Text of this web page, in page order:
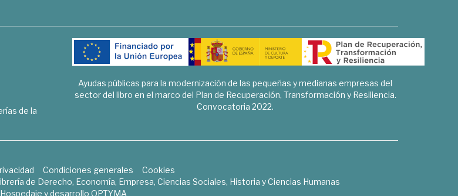
de la
Ayudas públicas para la modernización de las pequeñas y medianas empresas del
sector del libro en el marco del Plan de Recuperación, Transformación y Resiliencia.
Convocatoria 2022.
Condiciones generales
Cookies
de Derecho, Economía, Empresa, Ciencias Sociales, Historia y Ciencias Humanas
Hospedaje y desarrollo OPTYMA